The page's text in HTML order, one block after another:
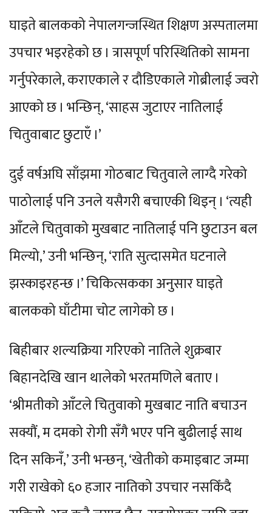
घाइते बालकको नेपालगन्जस्थित शिक्षण अस्पतालमा
उपचार भइरहेको छ । त्रासपूर्ण परिस्थितिको सामना
गर्नुपरेकाले, कराएकाले र दौडिएकाले गोब्रीलाई ज्वरो
आएको छ । भन्छिन्, ‘साहस जुटाएर नातिलाई
चितुवाबाट छुटाएँ ।’
दुई वर्षअघि साँझमा गोठबाट चितुवाले लाग्दै गरेको
पाठोलाई पनि उनले यसैगरी बचाएकी थिइन् । ‘त्यही
आँटले चितुवाको मुखबाट नातिलाई पनि छुटाउन बल
मिल्यो,’ उनी भन्छिन्, ‘राति सुत्दासमेत घटनाले
झस्काइरहन्छ ।’ चिकित्सकका अनुसार घाइते
बालकको घाँटीमा चोट लागेको छ ।
बिहीबार शल्यक्रिया गरिएको नातिले शुक्रबार
बिहानदेखि खान थालेको भरतमणिले बताए ।
‘श्रीमतीको आँटले चितुवाको मुखबाट नाति बचाउन
सक्यौं, म दमको रोगी सँगै भएर पनि बुढीलाई साथ
दिन सकिनँ,’ उनी भन्छन्, ‘खेतीको कमाइबाट जम्मा
गरी राखेको ६० हजार नातिको उपचार नसकिँदै